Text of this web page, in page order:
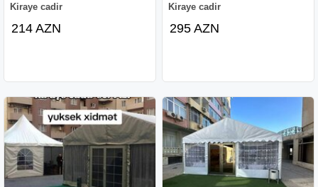
Kiraye cadir
214 AZN
Kiraye cadir
295 AZN